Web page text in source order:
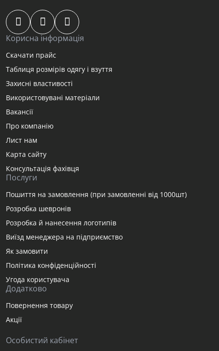
Корисна інформація
Скачати прайс
Таблиця розмірів одягу і взуття
Захисні властивості
Використовувані матеріали
Вакансії
Про компанію
Лист нам
Карта сайту
Консультація фахівця
Послуги
Пошиття на замовлення (при замовленні від 1000шт)
Розробка шевронів
Розробка й нанесення логотипів
Виїзд менеджера на підприємство
Як замовити
Політика конфіденційності
Угода користувача
Додатково
Повернення товару
Акції
Особистий кабінет